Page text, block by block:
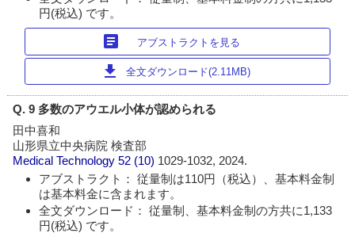
円(税込) です。
article アブストラクトを見る
download 全文ダウンロード(2.11MB)
Q. 9 多数のアウエル小体が認められる
田中喜和
山形県立中央病院 検査部
Medical Technology 52 (10) 1029-1032, 2024.
アブストラクト： 従量制は110円（税込）、基本料金制
は基本料金に含まれます。
全文ダウンロード： 従量制、基本料金制の方共に1,133
円(税込) です。